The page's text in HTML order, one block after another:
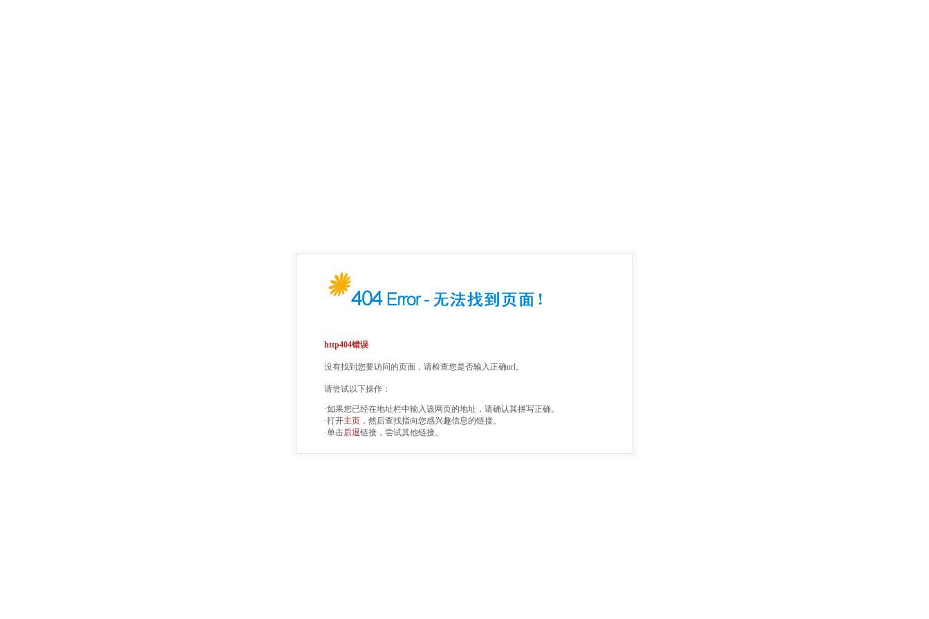
http404错误
没有找到您要访问的页面，请检查您是否输入正确url。
请尝试以下操作：
·如果您已经在地址栏中输入该网页的地址，请确认其拼写正确。
·打开主页 ，然后查找指向您感兴趣信息的链接。
·单击后退链接，尝试其他链接。